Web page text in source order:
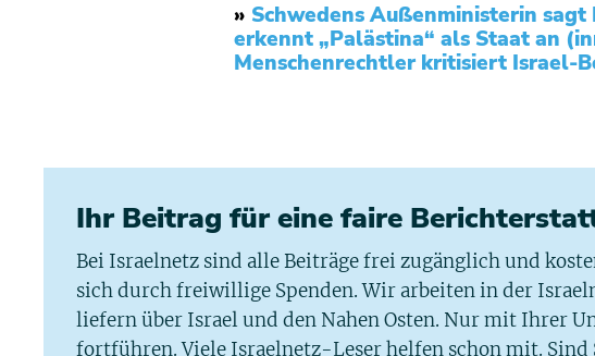
» Schwedens Außenministerin sagt
erkennt „Palästina“ als Staat an
Menschenrechtler kritisiert Israel-
Ihr Beitrag für eine faire
Bei Israelnetz sind alle Beiträge frei zugänglich und
sich durch freiwillige Spenden. Wir arbeiten in der
liefern über Israel und den Nahen Osten. Nur mit Ihrer
fortführen. Viele Israelnetz-Leser helfen schon mit. Sind